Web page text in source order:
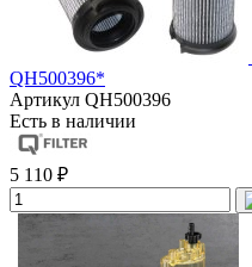
QH500396*
Артикул QH500396
Есть в наличии
5 110 ₽